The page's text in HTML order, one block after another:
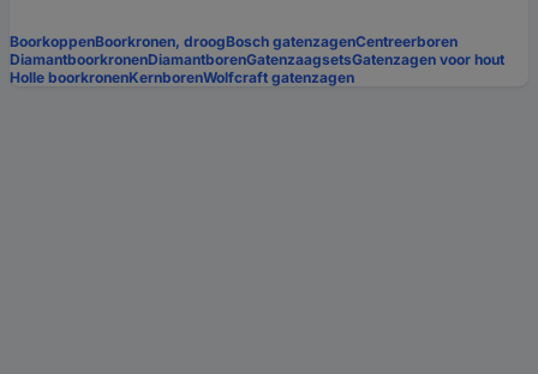
BoorkoppenBoorkronen, droogBosch gatenzagenCentreerboren
DiamantboorkronenDiamantborenGatenzaagsetsGatenzagen voor hout
Holle boorkronenKernborenWolfcraft gatenzagen